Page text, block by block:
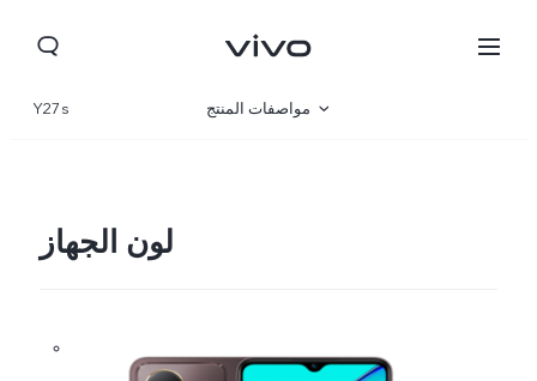
Y27s مواصفات المنتج
لون الجهاز